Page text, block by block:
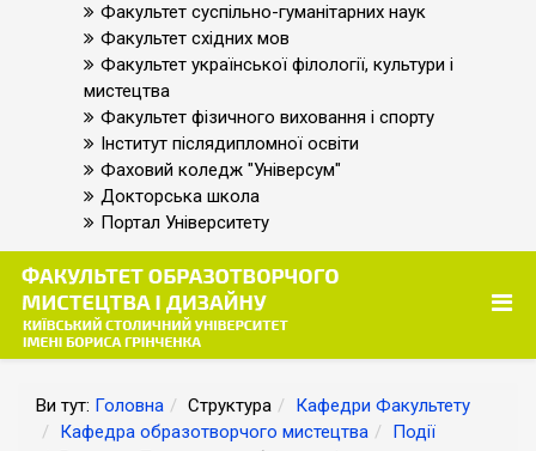
Факультет суспільно-гуманітарних наук
Факультет східних мов
Факультет української філології, культури і
мистецтва
Факультет фізичного виховання і спорту
Інститут післядипломної освіти
Фаховий коледж "Універсум"
Докторська школа
Портал Університету
Ви тут: Головна Структура
Кафедри Факультету
Кафедра образотворчого мистецтва
Події